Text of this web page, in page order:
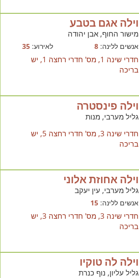
וילה אגם בטבע
מישור החוף, אבן יהודה
אנשים ללינה:8 לאירוע:35
חדרי שינה 1, מס' חדרי רחצה 1, יש
בריכה
וילה פינסטרה
גליל מערבי, מנות
חדרי שינה 3, מס' חדרי רחצה 5, יש
בריכה
וילה אחוזת אלוני
גליל מערבי, עין יעקב
אנשים ללינה:15
חדרי שינה 3, מס' חדרי רחצה 3, יש
בריכה
וילה לה טוקיו
גליל עליון, נוף כנרת